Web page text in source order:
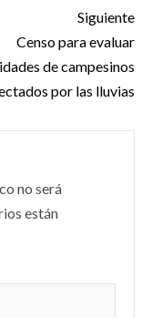
Siguiente
Censo para evaluar
de campesinos
por las lluvias
no será
están